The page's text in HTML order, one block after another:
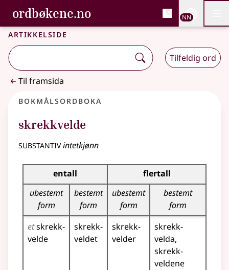
Gå til hovudinnhald
Tilgjenge
ordbøkene.no, Bokmålsordboka og
Bokmålsordboka og Nynorskordboka
NN
Artikkelside
Tilfeldig ord
Til framsida
Bokmålsordboka
skrekkvelde
substantivintetkjønn
Bøyingstabell for dette substantivet
entall
flertall
ubestemt
form
bestemt
form
ubestemt
form
bestemt
form
etskrekk­
velde
skrekk­
veldet
skrekk­
velder
skrekk­
velda
skrekk­
veldene